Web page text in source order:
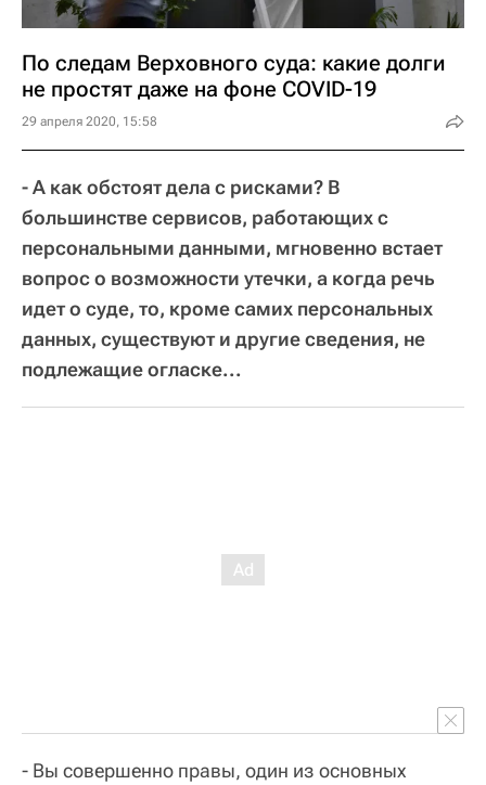
По следам Верховного суда: какие долги
не простят даже на фоне COVID-19
29 апреля 2020, 15:58
- А как обстоят дела с рисками? В
большинстве сервисов, работающих с
персональными данными, мгновенно встает
вопрос о возможности утечки, а когда речь
идет о суде, то, кроме самих персональных
данных, существуют и другие сведения, не
подлежащие огласке...
- Вы совершенно правы, один из основных